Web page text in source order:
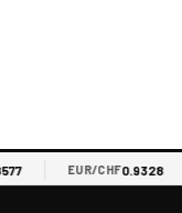
EUR/CHF0.9328